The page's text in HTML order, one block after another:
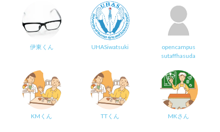
伊東くん UHASiwatsuki
opencampus
sutaffhasuda
KMくん TTくん MKさん